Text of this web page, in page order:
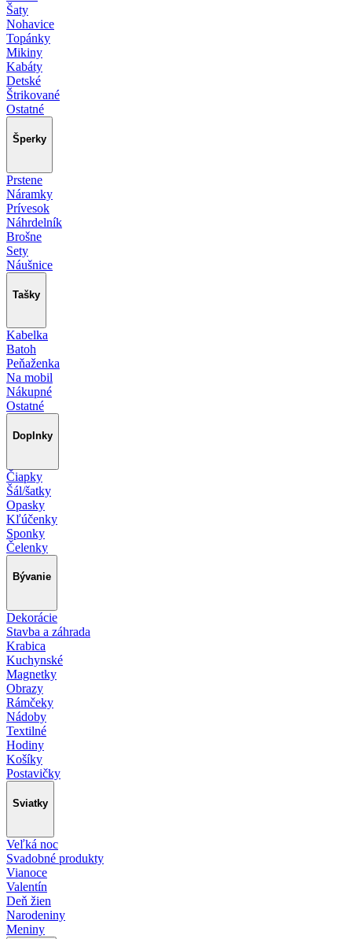
Šaty
Nohavice
Topánky
Mikiny
Kabáty
Detské
Štrikované
Ostatné
Šperky
Prstene
Náramky
Prívesok
Náhrdelník
Brošne
Sety
Náušnice
Tašky
Kabelka
Batoh
Peňaženka
Na mobil
Nákupné
Ostatné
Doplnky
Čiapky
Šál/šatky
Opasky
Kľúčenky
Sponky
Čelenky
Bývanie
Dekorácie
Stavba a záhrada
Krabica
Kuchynské
Magnetky
Obrazy
Rámčeky
Nádoby
Textilné
Hodiny
Košíky
Postavičky
Sviatky
Veľká noc
Svadobné produkty
Vianoce
Valentín
Deň žien
Narodeniny
Meniny